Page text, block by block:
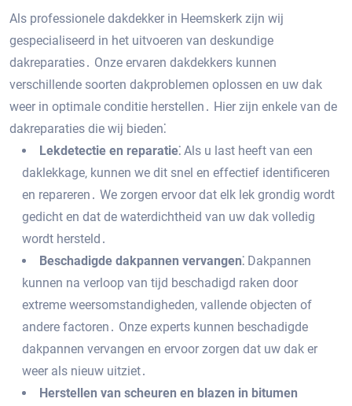
Als professionele dakdekker in Heemskerk zijn wij
gespecialiseerd in het uitvoeren van deskundige
dakreparaties․ Onze ervaren dakdekkers kunnen
verschillende soorten dakproblemen oplossen en uw dak
weer in optimale conditie herstellen․ Hier zijn enkele van de
dakreparaties die wij bieden⁚
Lekdetectie en reparatie⁚ Als u last heeft van een
daklekkage‚ kunnen we dit snel en effectief identificeren
en repareren․ We zorgen ervoor dat elk lek grondig wordt
gedicht en dat de waterdichtheid van uw dak volledig
wordt hersteld․
Beschadigde dakpannen vervangen⁚ Dakpannen
kunnen na verloop van tijd beschadigd raken door
extreme weersomstandigheden‚ vallende objecten of
andere factoren․ Onze experts kunnen beschadigde
dakpannen vervangen en ervoor zorgen dat uw dak er
weer als nieuw uitziet․
Herstellen van scheuren en blazen in bitumen